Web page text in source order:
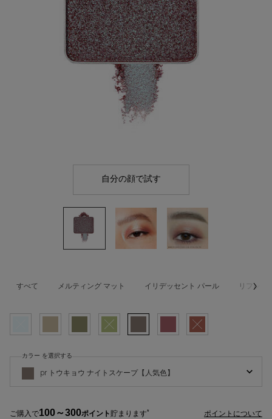
自分の顔で試す
すべて メルティング マット イリデッセント パール リフレク
商品バリエーションは在庫切れです, PR バイオレット ブルー, 1/7
PR ホワイト ゴールド A, 2/7
PR シルバー, 3/7
選択済み
商品バリエーションは在庫切れです, PR グリーン
PR トウキョウ ナイトスケープ【人気色】,
PR ゴールド パープル, 6/7
選択済み
商品バリエーションは
pr トウキョウ ナイトスケープ【人気色】
カラー を選択する
ご購入で100～300ポイント貯まります* ポイントについて